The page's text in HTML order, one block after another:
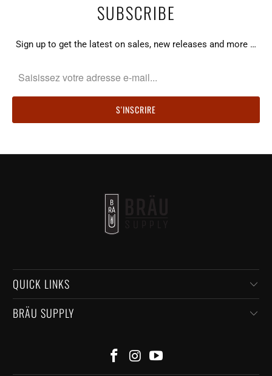
SUBSCRIBE
Sign up to get the latest on sales, new releases and more …
QUICK LINKS
BRÄU SUPPLY